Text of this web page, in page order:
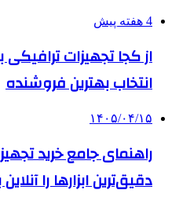
4 هفته پیش
از کجا تجهیزات
انتخاب بهترین فروشنده
۱۴۰۵/۰۴/۱۵
راهنمای جامع خرید
دقیق‌ترین ابزارها را